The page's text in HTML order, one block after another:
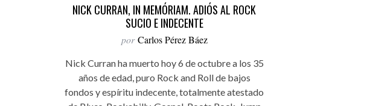
NICK CURRAN, IN MEMÓRIAM. ADIÓS AL ROCK
SUCIO E INDECENTE
por Carlos Pérez Báez
Nick Curran ha muerto hoy 6 de octubre a los 35
años de edad, puro Rock and Roll de bajos
fondos y espíritu indecente, totalmente atestado